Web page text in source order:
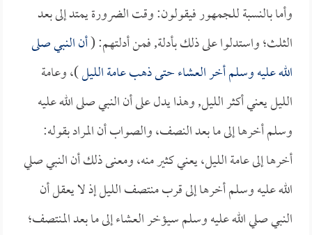
وأما بالنسبة للجمهور فيقولون: وقت الضرورة يمتد إلى بعد
الثلث؛ واستدلوا على ذلك بأدلة, فمن أدلتهم: (أن النبي صلى
الله عليه وسلم أخر العشاء حتى ذهب عامة الليل)، وعامة
الليل يعني أكثر الليل, وهذا يدل على أن النبي صلى الله عليه
وسلم أخرها إلى ما بعد النصف، والصواب أن المراد بقوله:
أخرها إلى عامة الليل، يعني كثير منه، ومعنى ذلك أن النبي صلي
الله عليه وسلم أخرها إلى قرب منتصف الليل إذ لا يعقل أن
النبي صلي الله عليه وسلم سيؤخر العشاء إلى ما بعد المنتصف؛